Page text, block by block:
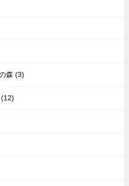
森 (3)
(12)